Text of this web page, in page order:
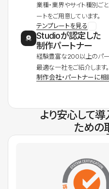
業種・業界やサイト種別ご
ートをご用意しています。
テンプレートを見る
Studioが認定した
制作パートナー
経験豊富な200以上のパー
最適な一社をご紹介します。
制作会社・パートナーに相
より安心して導
ための